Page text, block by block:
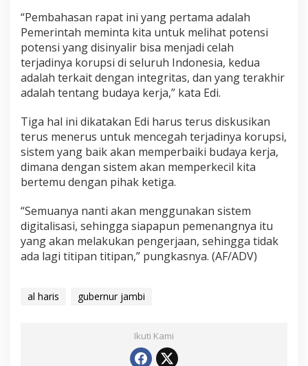
“Pembahasan rapat ini yang pertama adalah
Pemerintah meminta kita untuk melihat potensi
potensi yang disinyalir bisa menjadi celah
terjadinya korupsi di seluruh Indonesia, kedua
adalah terkait dengan integritas, dan yang terakhir
adalah tentang budaya kerja,” kata Edi.
Tiga hal ini dikatakan Edi harus terus diskusikan
terus menerus untuk mencegah terjadinya korupsi,
sistem yang baik akan memperbaiki budaya kerja,
dimana dengan sistem akan memperkecil kita
bertemu dengan pihak ketiga.
“Semuanya nanti akan menggunakan sistem
digitalisasi, sehingga siapapun pemenangnya itu
yang akan melakukan pengerjaan, sehingga tidak
ada lagi titipan titipan,” pungkasnya. (AF/ADV)
al haris gubernur jambi
Ikuti Kami